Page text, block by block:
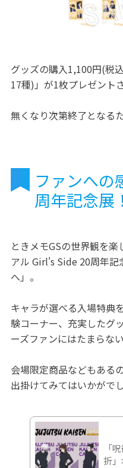
グッズの購入1,100円(税
17種)」が1枚プレゼント
無くなり次第終了となる
ファンへの
周年記念展！
ときメモGSの世界観を
アル Girl's Side 20周年
へ」。
キャラが選べる入場特典
験コーナー、充実したグ
ーズファンにはたまらな
会場限定商品などもある
出掛けてみてはいかがで
「
折